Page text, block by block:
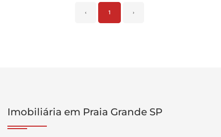
‹ 1 ›
Imobiliária em Praia Grande SP